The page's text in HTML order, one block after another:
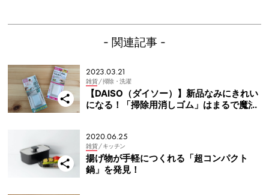
- 関連記事 -
2023.03.21
雑貨 / 掃除・洗濯
【DAISO（ダイソー）】新品なみにきれい
になる！「掃除用消しゴム」はまるで魔法
2020.06.25
雑貨 / キッチン
揚げ物が手軽につくれる「超コンパクト
鍋」を発見！